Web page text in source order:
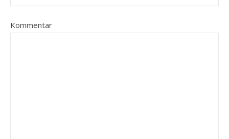
Kommentar